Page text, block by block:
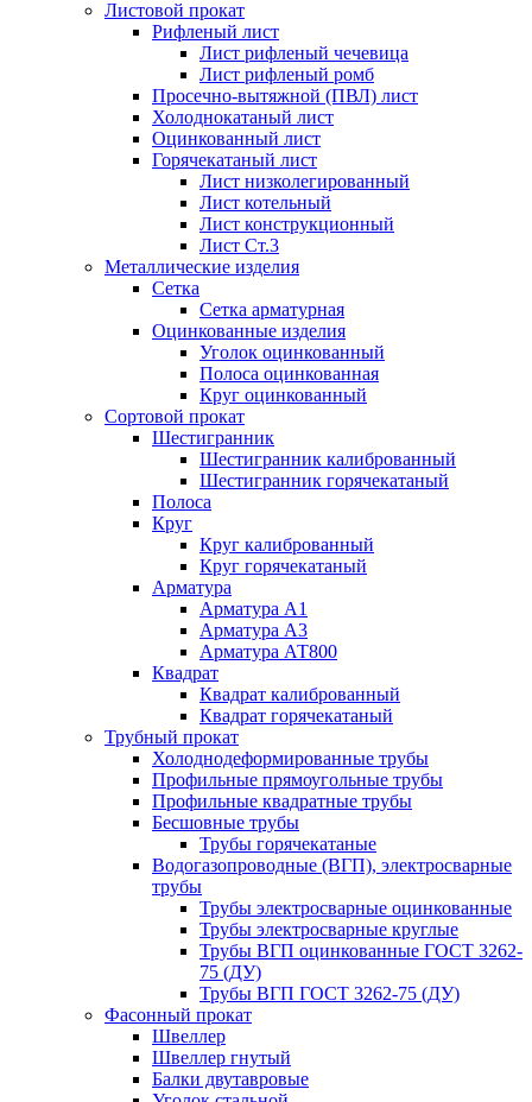
Листовой прокат
Рифленый лист
Лист рифленый чечевица
Лист рифленый ромб
Просечно-вытяжной (ПВЛ) лист
Холоднокатаный лист
Оцинкованный лист
Горячекатаный лист
Лист низколегированный
Лист котельный
Лист конструкционный
Лист Ст.3
Металлические изделия
Сетка
Сетка арматурная
Оцинкованные изделия
Уголок оцинкованный
Полоса оцинкованная
Круг оцинкованный
Сортовой прокат
Шестигранник
Шестигранник калиброванный
Шестигранник горячекатаный
Полоса
Круг
Круг калиброванный
Круг горячекатаный
Арматура
Арматура А1
Арматура А3
Арматура АТ800
Квадрат
Квадрат калиброванный
Квадрат горячекатаный
Трубный прокат
Холоднодеформированные трубы
Профильные прямоугольные трубы
Профильные квадратные трубы
Бесшовные трубы
Трубы горячекатаные
Водогазопроводные (ВГП), электросварные
трубы
Трубы электросварные оцинкованные
Трубы электросварные круглые
Трубы ВГП оцинкованные ГОСТ 3262-
75 (ДУ)
Трубы ВГП ГОСТ 3262-75 (ДУ)
Фасонный прокат
Швеллер
Швеллер гнутый
Балки двутавровые